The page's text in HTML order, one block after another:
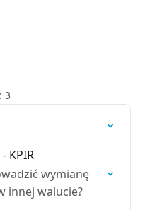
3
KPIR
wymianę
innej walucie?